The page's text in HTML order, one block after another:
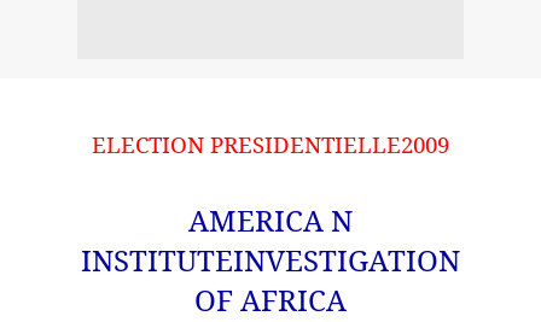
ELECTION PRESIDENTIELLE2009
AMERICA N
INSTITUTEINVESTIGATION
OF AFRICA